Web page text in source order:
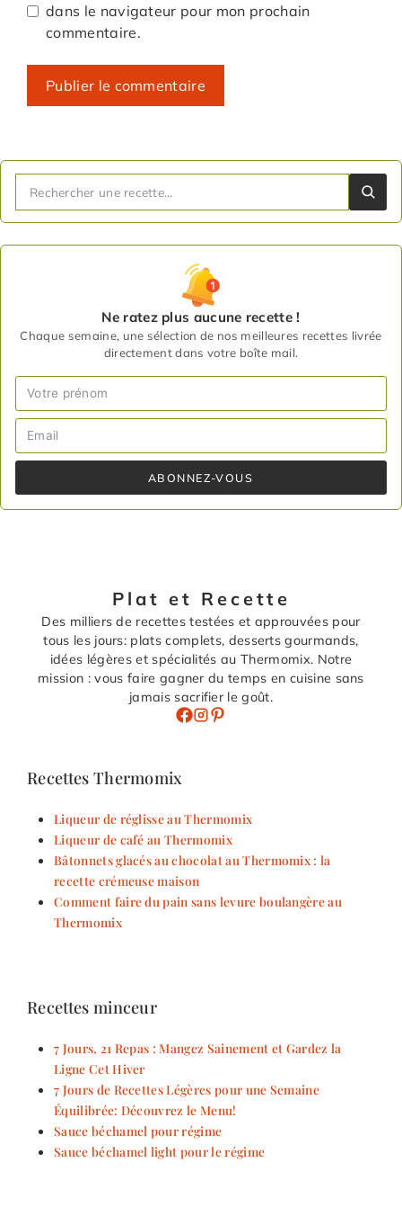
dans le navigateur pour mon prochain
commentaire.
Ne ratez plus aucune recette !
Chaque semaine, une sélection de nos meilleures recettes livrée
directement dans votre boîte mail.
ABONNEZ-VOUS
Plat et Recette
Des milliers de recettes testées et approuvées pour
tous les jours: plats complets, desserts gourmands,
idées légères et spécialités au Thermomix. Notre
mission : vous faire gagner du temps en cuisine sans
jamais sacrifier le goût.
Recettes Thermomix
Liqueur de réglisse au Thermomix
Liqueur de café au Thermomix
Bâtonnets glacés au chocolat au Thermomix : la
recette crémeuse maison
Comment faire du pain sans levure boulangère au
Thermomix
Recettes minceur
7 Jours, 21 Repas : Mangez Sainement et Gardez la
Ligne Cet Hiver
7 Jours de Recettes Légères pour une Semaine
Équilibrée: Découvrez le Menu!
Sauce béchamel pour régime
Sauce béchamel light pour le régime